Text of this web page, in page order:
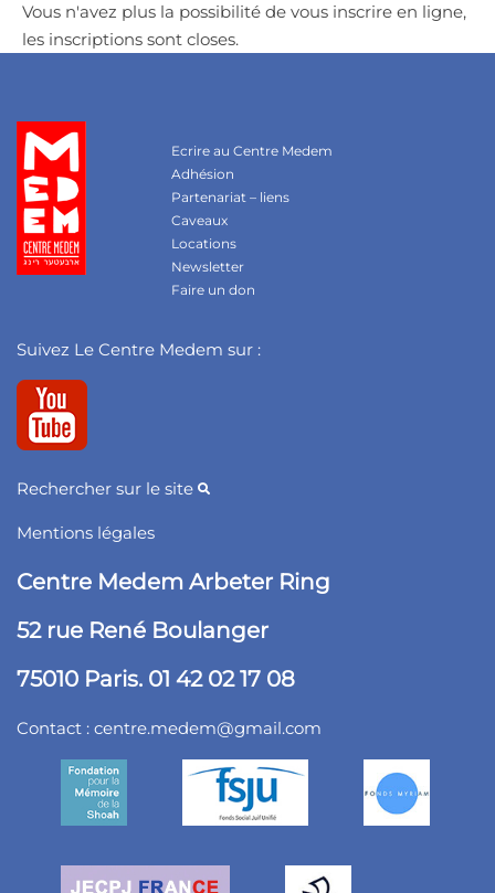
Vous n'avez plus la possibilité de vous inscrire en ligne,
les inscriptions sont closes.
Ecrire au Centre Medem
Adhésion
Partenariat – liens
Caveaux
Locations
Newsletter
Faire un don
Suivez Le Centre Medem sur :
Rechercher sur le site
Mentions légales
Centre Medem Arbeter Ring
52 rue René Boulanger
75010 Paris. 01 42 02 17 08
Contact : centre.medem@gmail.com